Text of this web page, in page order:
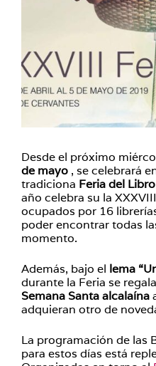
Desde el próximo
de mayo , se celebrará
tradiciona Feria del
año celebra su la
ocupados por 16
poder encontrar todas
momento.
Además, bajo el lema
durante la Feria se
Semana Santa alcalaína
adquieran otro de
La programación de las
para estos días está